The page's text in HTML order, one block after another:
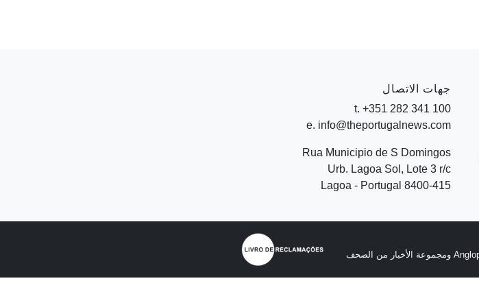
جهات الاتصال
t. +351 282 341 100
e. info@theportugalnews.com
Rua Municipio de S Domingos
Urb. Lagoa Sol, Lote 3 r/c
8400-415 Lagoa - Portugal